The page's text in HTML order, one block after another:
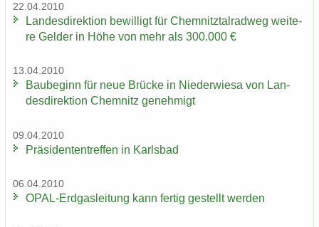
22.04.2010
Lan­des­di­rek­ti­on be­wil­ligt für Chem­nitz­tal­rad­weg wei­te­
re Gel­der in Höhe von mehr als 300.000 €
13.04.2010
Bau­be­ginn für neue Brü­cke in Nie­der­wie­sa von Lan­
des­di­rek­ti­on Chem­nitz ge­neh­migt
09.04.2010
Prä­si­den­ten­tref­fen in Karls­bad
06.04.2010
OPAL-​Erdgasleitung kann fer­tig ge­stellt wer­den